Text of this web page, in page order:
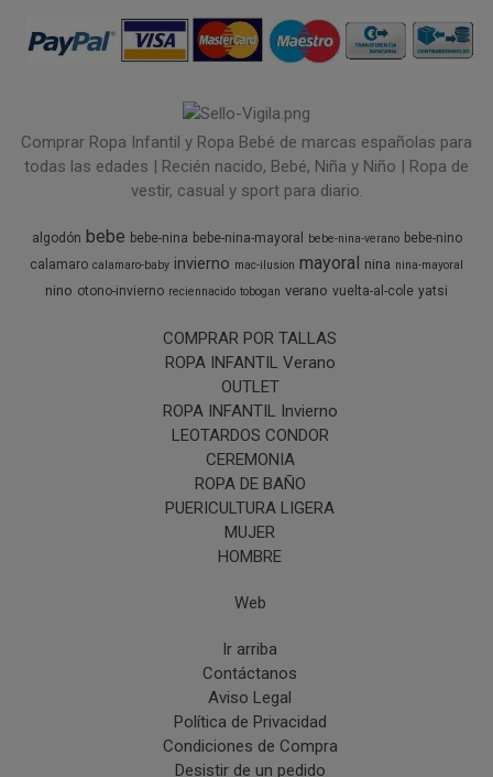
Comprar Ropa Infantil y Ropa Bebé de marcas españolas para
todas las edades | Recién nacido, Bebé, Niña y Niño | Ropa de
vestir, casual y sport para diario.
algodón bebe bebe-nina bebe-nina-mayoral bebe-nina-verano bebe-nino
calamaro calamaro-baby invierno mac-ilusion mayoral nina nina-mayoral
nino otono-invierno reciennacido tobogan verano vuelta-al-cole yatsi
COMPRAR POR TALLAS
ROPA INFANTIL Verano
OUTLET
ROPA INFANTIL Invierno
LEOTARDOS CONDOR
CEREMONIA
ROPA DE BAÑO
PUERICULTURA LIGERA
MUJER
HOMBRE
Web
Ir arriba
Contáctanos
Aviso Legal
Política de Privacidad
Condiciones de Compra
Desistir de un pedido